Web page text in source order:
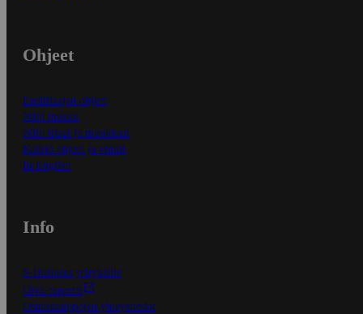
Ohjeet
Ensitilaajan ohjeet
Näin maksat
Näin tilaat ja muokkaat
Kaikki ohjeet ja vinkit
In English
Info
S-Business yrityksille
Oiva-raportit
Osuuskauppojen yhteystiedot